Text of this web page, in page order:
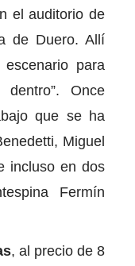
el auditorio de
de Duero. Allí
para
Once
que se ha
Miguel
incluso en dos
Fermín
, al precio de 8